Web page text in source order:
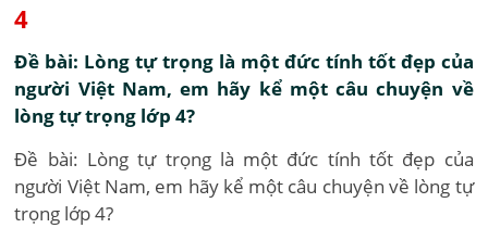
4
Đề bài: Lòng tự trọng là một đức tính tốt đẹp của
người Việt Nam, em hãy kể một câu chuyện về
lòng tự trọng lớp 4?
Đề bài: Lòng tự trọng là một đức tính tốt đẹp của
người Việt Nam, em hãy kể một câu chuyện về lòng tự
trọng lớp 4?